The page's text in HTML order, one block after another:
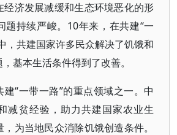
经济发展减缓和生态环境恶化的形
题持续严峻。10年来，在共建“一
，共建国家许多民众解决了饥饿和
基本生活条件得到了改善。
“一带一路”的重点领域之一。中
减贫经验，助力共建国家农业生
为当地民众消除饥饿创造条件。